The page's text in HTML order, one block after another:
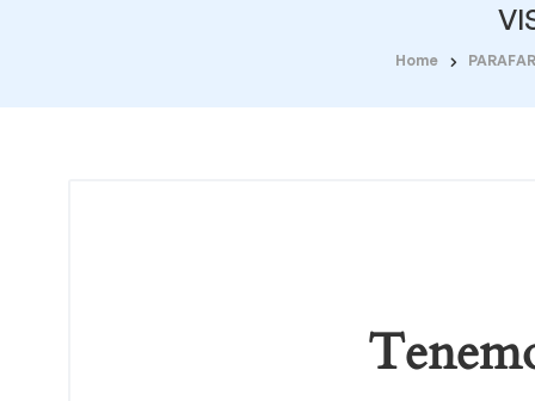
Home